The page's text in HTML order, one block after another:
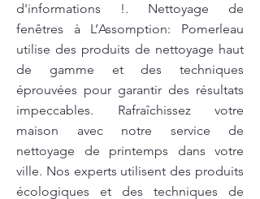
d'informations !. Nettoyage de
fenêtres à L’Assomption: Pomerleau
utilise des produits de nettoyage haut
de gamme et des techniques
éprouvées pour garantir des résultats
impeccables. Rafraîchissez votre
maison avec notre service de
nettoyage de printemps dans votre
ville. Nos experts utilisent des produits
écologiques et des techniques de